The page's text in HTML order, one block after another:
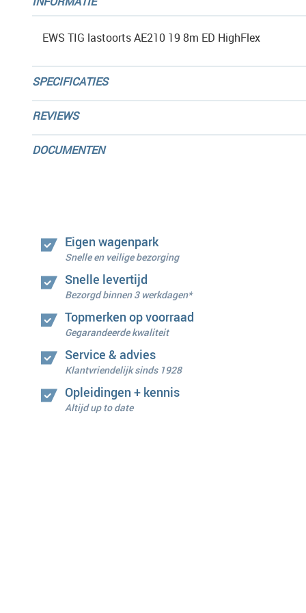
EWS TIG lastoorts AE210 19 8m ED HighFlex
SPECIFICATIES
REVIEWS
DOCUMENTEN
Eigen wagenpark
Snelle en veilige bezorging
Snelle levertijd
Bezorgd binnen 3 werkdagen*
Topmerken op voorraad
Gegarandeerde kwaliteit
Service & advies
Klantvriendelijk sinds 1928
Opleidingen + kennis
Altijd up to date